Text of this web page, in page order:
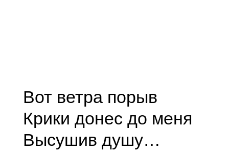
Вот ветра порыв
Крики донес до меня
Высушив душу…